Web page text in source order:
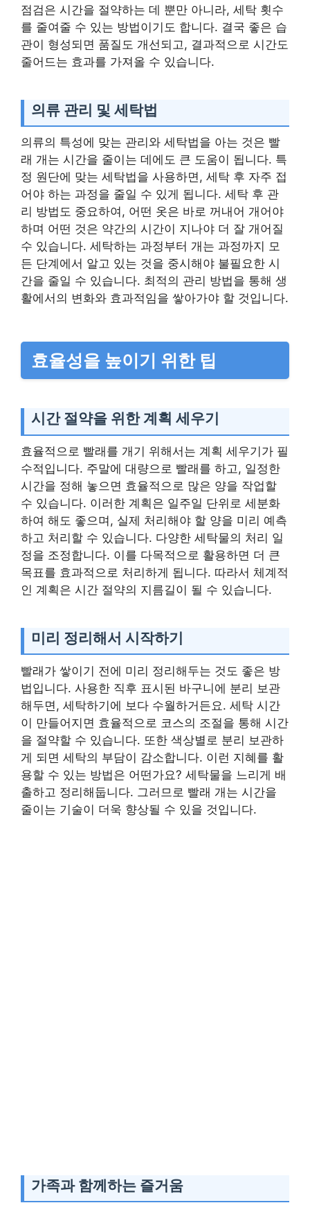
점검은 시간을 절약하는 데 뿐만 아니라, 세탁 횟수
를 줄여줄 수 있는 방법이기도 합니다. 결국 좋은 습
관이 형성되면 품질도 개선되고, 결과적으로 시간도
줄어드는 효과를 가져올 수 있습니다.
의류 관리 및 세탁법
의류의 특성에 맞는 관리와 세탁법을 아는 것은 빨
래 개는 시간을 줄이는 데에도 큰 도움이 됩니다. 특
정 원단에 맞는 세탁법을 사용하면, 세탁 후 자주 접
어야 하는 과정을 줄일 수 있게 됩니다. 세탁 후 관
리 방법도 중요하여, 어떤 옷은 바로 꺼내어 개어야
하며 어떤 것은 약간의 시간이 지나야 더 잘 개어질
수 있습니다. 세탁하는 과정부터 개는 과정까지 모
든 단계에서 알고 있는 것을 중시해야 불필요한 시
간을 줄일 수 있습니다. 최적의 관리 방법을 통해 생
활에서의 변화와 효과적임을 쌓아가야 할 것입니다.
효율성을 높이기 위한 팁
시간 절약을 위한 계획 세우기
효율적으로 빨래를 개기 위해서는 계획 세우기가 필
수적입니다. 주말에 대량으로 빨래를 하고, 일정한
시간을 정해 놓으면 효율적으로 많은 양을 작업할
수 있습니다. 이러한 계획은 일주일 단위로 세분화
하여 해도 좋으며, 실제 처리해야 할 양을 미리 예측
하고 처리할 수 있습니다. 다양한 세탁물의 처리 일
정을 조정합니다. 이를 다목적으로 활용하면 더 큰
목표를 효과적으로 처리하게 됩니다. 따라서 체계적
인 계획은 시간 절약의 지름길이 될 수 있습니다.
미리 정리해서 시작하기
빨래가 쌓이기 전에 미리 정리해두는 것도 좋은 방
법입니다. 사용한 직후 표시된 바구니에 분리 보관
해두면, 세탁하기에 보다 수월하거든요. 세탁 시간
이 만들어지면 효율적으로 코스의 조절을 통해 시간
을 절약할 수 있습니다. 또한 색상별로 분리 보관하
게 되면 세탁의 부담이 감소합니다. 이런 지혜를 활
용할 수 있는 방법은 어떤가요? 세탁물을 느리게 배
출하고 정리해둡니다. 그러므로 빨래 개는 시간을
줄이는 기술이 더욱 향상될 수 있을 것입니다.
가족과 함께하는 즐거움